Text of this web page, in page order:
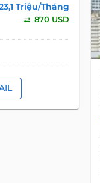
Triệu/Tháng
870 USD